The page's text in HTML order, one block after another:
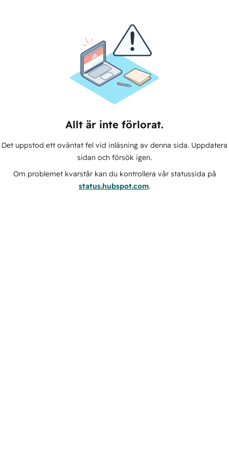
Allt är inte förlorat.
Det uppstod ett oväntat fel vid inläsning av denna sida. Uppdatera
sidan och försök igen.
Om problemet kvarstår kan du kontrollera vår statussida på
status.hubspot.com.